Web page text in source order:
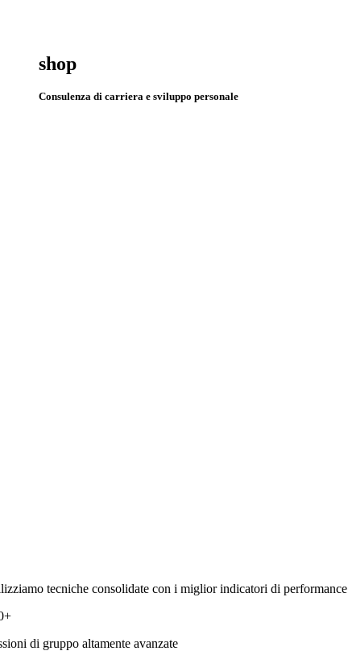
shop
Consulenza di carriera e sviluppo personale
tecniche consolidate con i miglior indicatori di performance
di gruppo altamente avanzate